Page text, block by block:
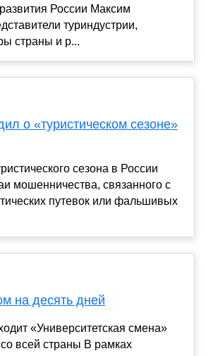
России Максим
туриндустрии,
страны и р...
о «туристическом сезоне»
сезона в России
мошенничества, связанного с
путевок или фальшивых
на десять дней
«Университетская смена»
всей страны В рамках